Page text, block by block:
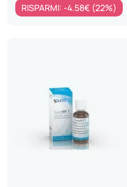
RISPARMI: -4.58€ (22%)